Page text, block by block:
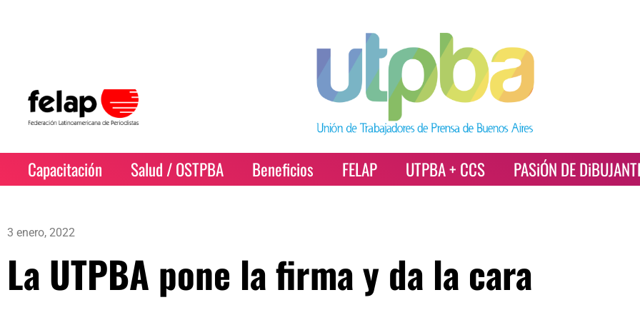
Capacitación Salud / OSTPBA Beneficios FELAP UTPBA + CCS PASiÓN DE
3 enero, 2022
La UTPBA pone la firma y da la cara